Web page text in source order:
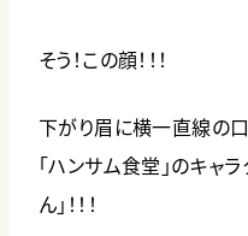
そう！この顔！！！
下がり眉に横一直線の口
「ハンサム食堂」のキャ
ん」！！！